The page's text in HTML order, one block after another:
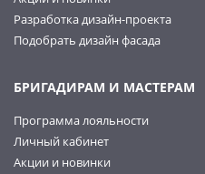
Разработка дизайн-проекта
Подобрать дизайн фасада
БРИГАДИРАМ И МАСТЕРАМ
Программа лояльности
Личный кабинет
Акции и новинки